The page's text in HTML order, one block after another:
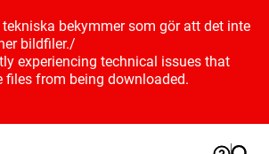
bekymmer som gör att det inte
bildfiler./
experiencing technical issues that
files from being downloaded.